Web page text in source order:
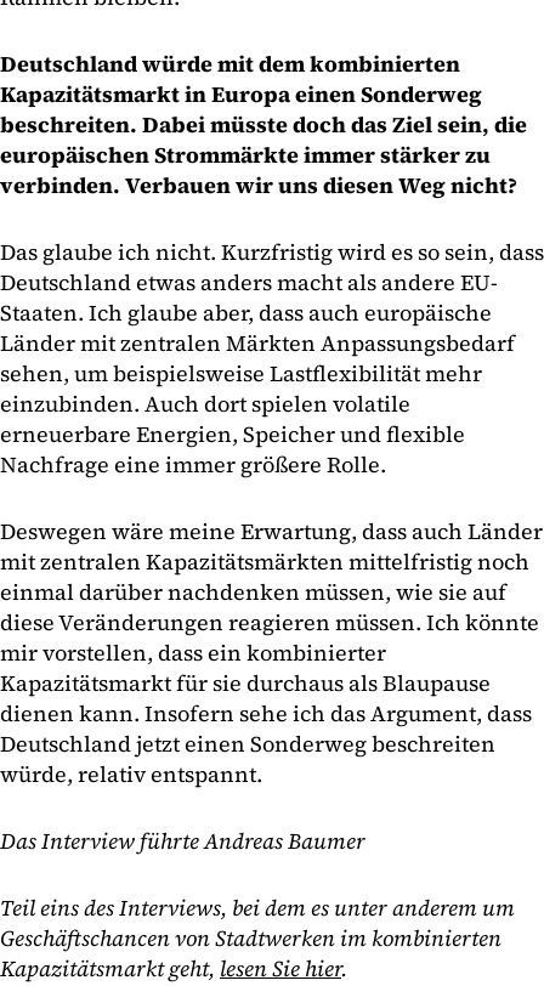
Deutschland würde mit dem kombinierten
Kapazitätsmarkt in Europa einen Sonderweg
beschreiten. Dabei müsste doch das Ziel sein, die
europäischen Strommärkte immer stärker zu
verbinden. Verbauen wir uns diesen Weg nicht?
Das glaube ich nicht. Kurzfristig wird es so sein, dass
Deutschland etwas anders macht als andere EU-
Staaten. Ich glaube aber, dass auch europäische
Länder mit zentralen Märkten Anpassungsbedarf
sehen, um beispielsweise Lastflexibilität mehr
einzubinden. Auch dort spielen volatile
erneuerbare Energien, Speicher und flexible
Nachfrage eine immer größere Rolle.
Deswegen wäre meine Erwartung, dass auch Länder
mit zentralen Kapazitätsmärkten mittelfristig noch
einmal darüber nachdenken müssen, wie sie auf
diese Veränderungen reagieren müssen. Ich könnte
mir vorstellen, dass ein kombinierter
Kapazitätsmarkt für sie durchaus als Blaupause
dienen kann. Insofern sehe ich das Argument, dass
Deutschland jetzt einen Sonderweg beschreiten
würde, relativ entspannt.
Das Interview führte Andreas Baumer
Teil eins des Interviews, bei dem es unter anderem um
Geschäftschancen von Stadtwerken im kombinierten
Kapazitätsmarkt geht, lesen Sie hier.